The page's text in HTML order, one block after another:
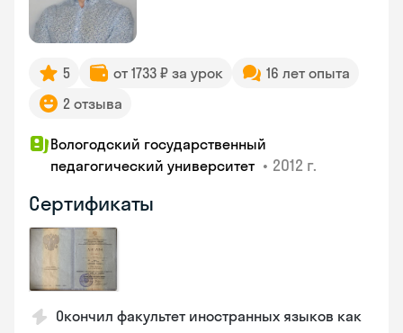
5 от 1733 ₽ за урок
16 лет опыта
2 отзыва
Вологодский государственный
педагогический университет • 2012 г.
Сертификаты
Окончил факультет иностранных языков как